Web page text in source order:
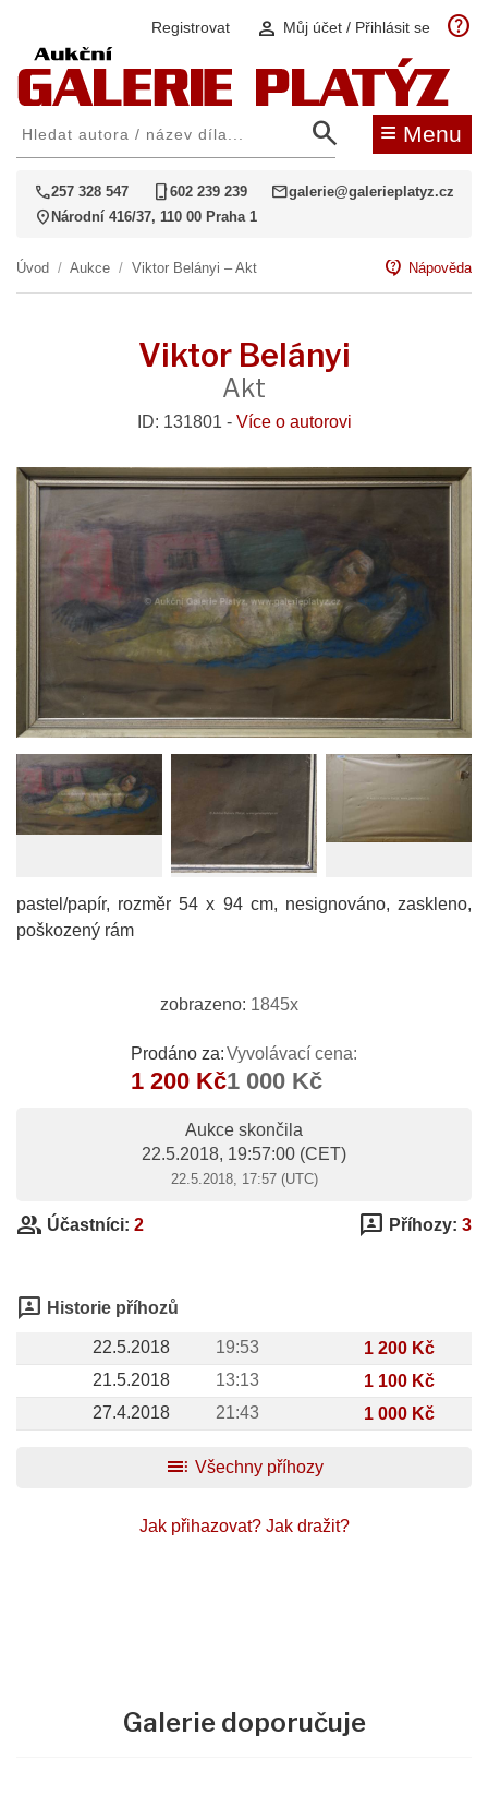
Registrovat person Můj účet / Přihlásit se help
search ≡ Menu
call257 328 547 phone_iphone602 239 239 mailgalerie@galerieplatyz.cz
location_on Národní 416/37, 110 00 Praha 1
Úvod / Aukce / Viktor Belányi – Akt contact_support Nápověda
Viktor Belányi
Akt
ID: 131801 - Více o autorovi
pastel/papír, rozměr 54 x 94 cm, nesignováno, zaskleno,
poškozený rám
zobrazeno: 1845x
Prodáno za:
1 200 Kč
Vyvolávací cena:
1 000 Kč
Aukce skončila
22.5.2018, 19:57:00 (CET)
22.5.2018, 17:57 (UTC)
group Účastníci: 2 3p Příhozy: 3
3p Historie příhozů
22.5.2018 19:53
1 200 Kč
21.5.2018
13:13
1 100 Kč
27.4.2018
21:43 1 000 Kč
toc Všechny příhozy
Jak přihazovat? Jak dražit?
Galerie doporučuje